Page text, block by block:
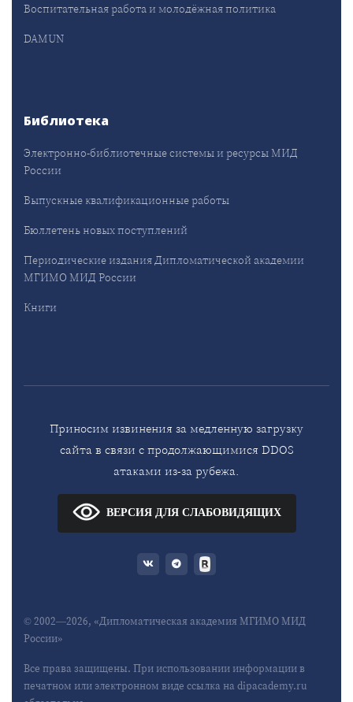
Воспитательная работа и молодёжная политика
DAMUN
Библиотека
Электронно-библиотечные системы и ресурсы МИД
России
Выпускные квалификационные работы
Бюллетень новых поступлений
Периодические издания Дипломатической академии
МГИМО МИД России
Книги
Приносим извинения за медленную загрузку
сайта в связи с продолжающимися DDOS
атаками из-за рубежа.
ВЕРСИЯ ДЛЯ СЛАБОВИДЯЩИХ
© 2002—2026, «Дипломатическая академия МГИМО МИД
России»
Все права защищены. При использовании информации в
печатном или электронном виде ссылка на dipacademy.ru